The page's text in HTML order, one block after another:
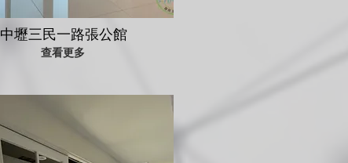
中壢三民一路張公館
查看更多